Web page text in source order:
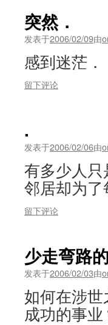
突然．
发表于2006/02/09由
感到迷茫．
留下评论
.
发表于2006/02/06由
有多少人
邻居却为
留下评论
少走弯路
发表于2006/02/03由
如何在涉
成功的事